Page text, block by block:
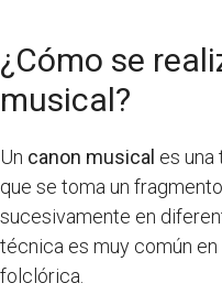
¿Cómo se
musical?
Un canon musical es
que se toma un
sucesivamente en
técnica es muy común
folclórica.